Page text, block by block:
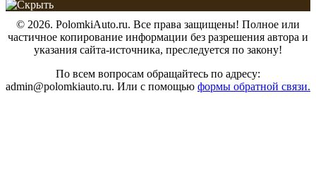
© 2026. PolomkiAuto.ru. Все права защищены! Полное или
частичное копирование информации без разрешения автора и
указания сайта-источника, преследуется по закону!
По всем вопросам обращайтесь по адресу:
admin@polomkiauto.ru. Или с помощью формы обратной связи.